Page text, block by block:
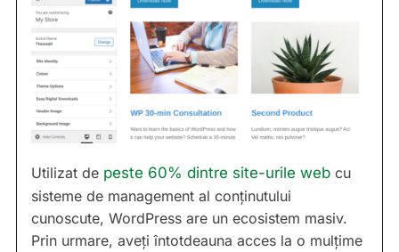
Utilizat de peste 60% dintre site-urile web cu
sisteme de management al conținutului
cunoscute, WordPress are un ecosistem masiv.
Prin urmare, aveți întotdeauna acces la o mulțime